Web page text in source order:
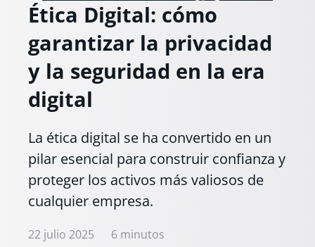
Ética Digital: cómo
garantizar la privacidad
y la seguridad en la era
digital
La ética digital se ha convertido en un
pilar esencial para construir confianza y
proteger los activos más valiosos de
cualquier empresa.
22 julio 2025 6 minutos